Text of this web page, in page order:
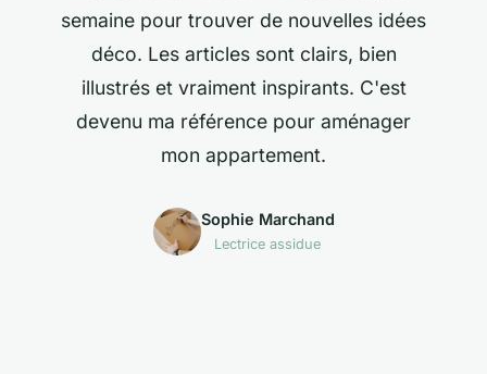
semaine pour trouver de nouvelles idées
déco. Les articles sont clairs, bien
illustrés et vraiment inspirants. C'est
devenu ma référence pour aménager
mon appartement.
Sophie Marchand
Lectrice assidue